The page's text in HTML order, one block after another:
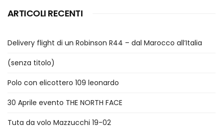
ARTICOLI RECENTI
Delivery flight di un Robinson R44 – dal Marocco all’Italia
(senza titolo)
Polo con elicottero 109 leonardo
30 Aprile evento THE NORTH FACE
Tuta da volo Mazzucchi 19-02